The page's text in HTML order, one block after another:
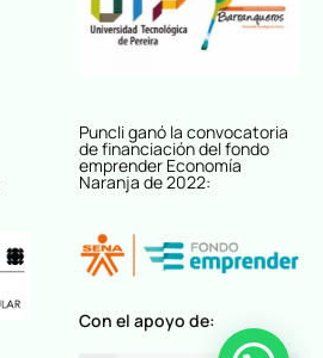
Puncli ganó la convocatoria
de financiación del fondo
emprender Economía
Naranja de 2022:
Con el apoyo de: